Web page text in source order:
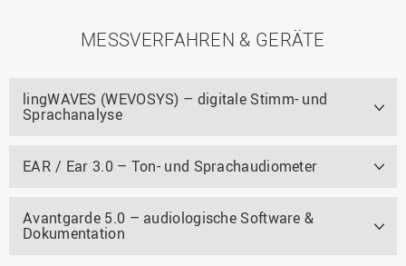
MESSVERFAHREN & GERÄTE
lingWAVES (WEVOSYS) – digitale Stimm- und
Sprachanalyse
EAR / Ear 3.0 – Ton- und Sprachaudiometer
Avantgarde 5.0 – audiologische Software &
Dokumentation